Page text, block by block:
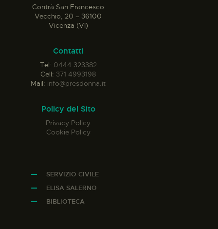
Contrà San Francesco
Vecchio, 20 – 36100
Vicenza (VI)
Contatti
Tel: 0444 323382
Cell: 371 4993198
Mail: info@presdonna.it
Policy del Sito
Privacy Policy
Cookie Policy
SERVIZIO CIVILE
ELISA SALERNO
BIBLIOTECA